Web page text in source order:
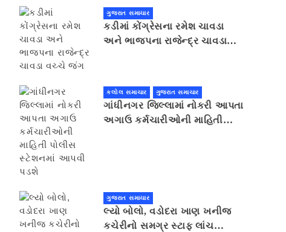
ગુજરાત સમાચાર
કડીમાં કોંગ્રેસના રમેશ ચાવડા
અને ભાજપના રાજેન્દ્ર ચાવડા
કલોલ સમાચાર ગુજરાત સમાચાર
ગાંધીનગર જિલ્લામાં નોકરી આપતા
અગાઉ કર્મચારીઓની માહિતી
ગુજરાત સમાચાર
લ્યો બોલો, વડોદરા ખાણ ખનીજ
કચેરીનો સમગ્ર સ્ટાફ લાંચ